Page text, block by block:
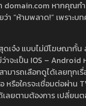
domain.com หากคุณก
ว่า “ห้ามพลาด!” เพราะ
ดเจ๋ง แบบไม่มีโฆษณากั้
าจะเป็น IOS –
ารถเลือกดูได้เลยทุกเ
รือใครจะเชื่อมต่อผ่าน
ลยตามต้องการ เปลี่ยน